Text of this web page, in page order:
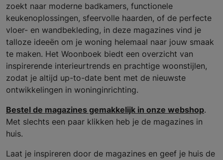
zoekt naar moderne badkamers, functionele
keukenoplossingen, sfeervolle haarden, of de perfecte
vloer- en wandbekleding, in deze magazines vind je
talloze ideeën om je woning helemaal naar jouw smaak
te maken. Het Woonboek biedt een overzicht van
inspirerende interieurtrends en prachtige woonstijlen,
zodat je altijd up-to-date bent met de nieuwste
ontwikkelingen in woninginrichting.
Bestel de magazines gemakkelijk in onze webshop.
Met slechts een paar klikken heb je de magazines in
huis.
Laat je inspireren door de magazines en geef je huis de